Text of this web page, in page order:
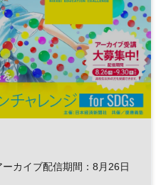
カイブ配信期間：8月26日